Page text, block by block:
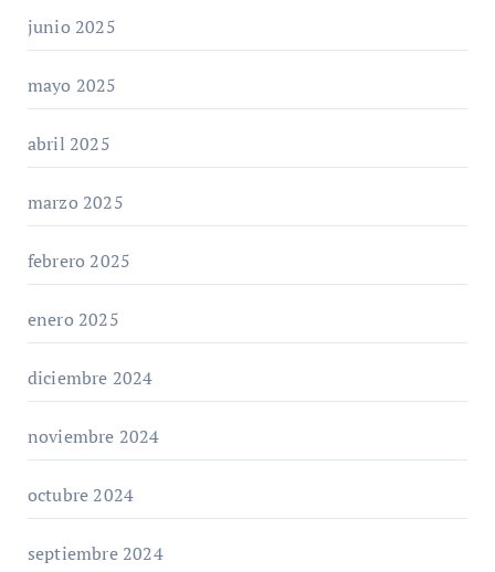
junio 2025
mayo 2025
abril 2025
marzo 2025
febrero 2025
enero 2025
diciembre 2024
noviembre 2024
octubre 2024
septiembre 2024